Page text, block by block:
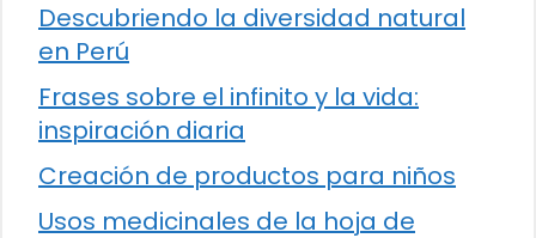
Descubriendo la diversidad natural
en Perú
Frases sobre el infinito y la vida:
inspiración diaria
Creación de productos para niños
Usos medicinales de la hoja de